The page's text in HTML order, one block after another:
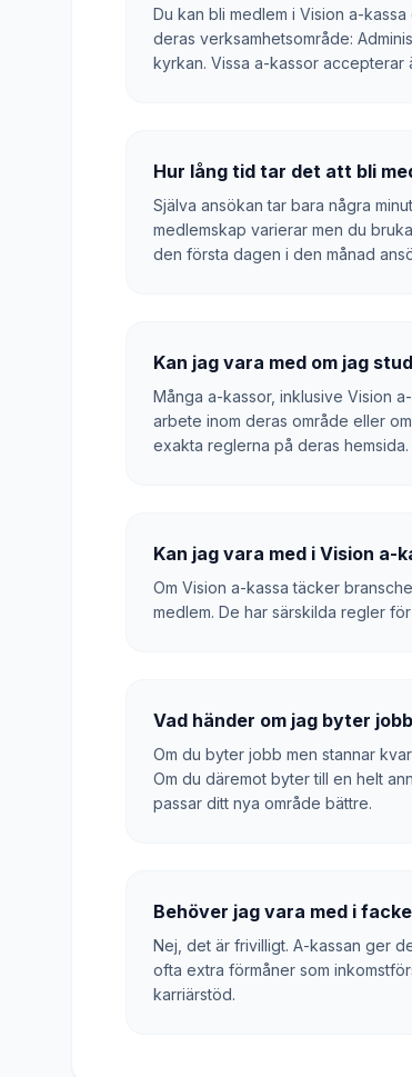
Du kan bli medlem i Vision a-
deras verksamhetsområde:
kyrkan. Vissa a-kassor
Hur lång tid tar det att bli
Själva ansökan tar bara några
medlemskap varierar men du
den första dagen i den månad
Kan jag vara med om jag
Många a-kassor, inklusive Vision
arbete inom deras område eller
exakta reglerna på deras hemsida.
Kan jag vara med i Vision a-
Om Vision a-kassa täcker
medlem. De har särskilda regler
Vad händer om jag byter
Om du byter jobb men stannar
Om du däremot byter till en helt
passar ditt nya område bättre.
Behöver jag vara med i
Nej, det är frivilligt. A-kassan ger
ofta extra förmåner som
karriärstöd.